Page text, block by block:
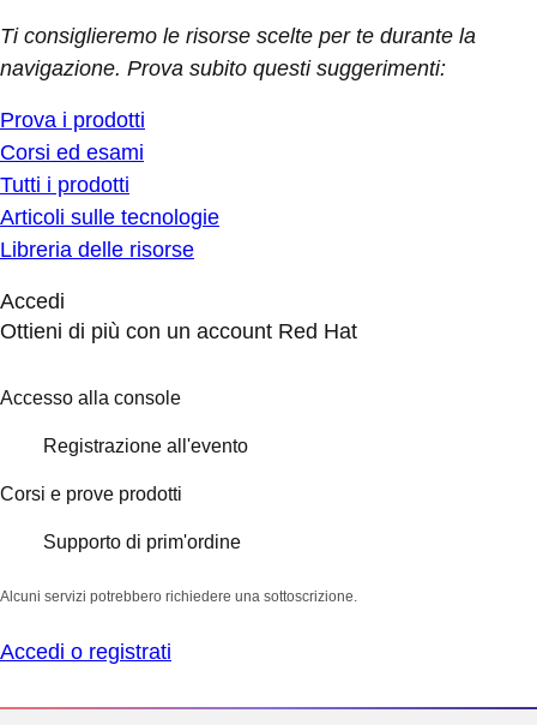
Ti consiglieremo le risorse scelte per te durante la
navigazione. Prova subito questi suggerimenti:
Prova i prodotti
Corsi ed esami
Tutti i prodotti
Articoli sulle tecnologie
Libreria delle risorse
Accedi
Ottieni di più con un account Red Hat
Accesso alla console
Registrazione all'evento
Corsi e prove prodotti
Supporto di prim'ordine
Alcuni servizi potrebbero richiedere una sottoscrizione.
Accedi o registrati